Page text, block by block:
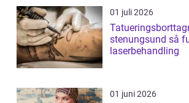
01 juli 2026
stenungsund så funkar modern
laserbehandling
01 juni 2026